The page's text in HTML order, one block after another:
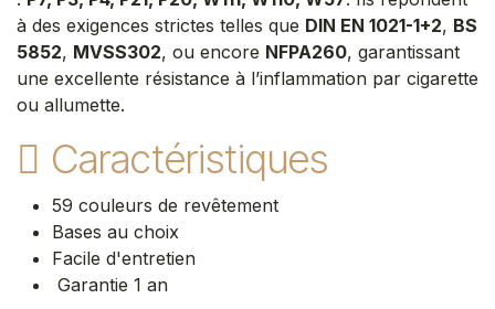
à des exigences strictes telles que DIN EN 1021-1+2, BS
5852, MVSS302, ou encore NFPA260, garantissant
une excellente résistance à l’inflammation par cigarette
ou allumette.
Caractéristiques
59 couleurs de revêtement
Bases au choix
Facile d'entretien
Garantie 1 an